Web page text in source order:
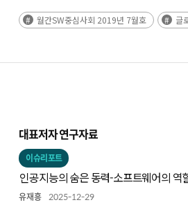
월간SW중심사회 2019년 7월호 글
대표저자 연구자료
이슈리포트
인공지능의 숨은 동력-소프트웨어의 역
유재흥 2025-12-29